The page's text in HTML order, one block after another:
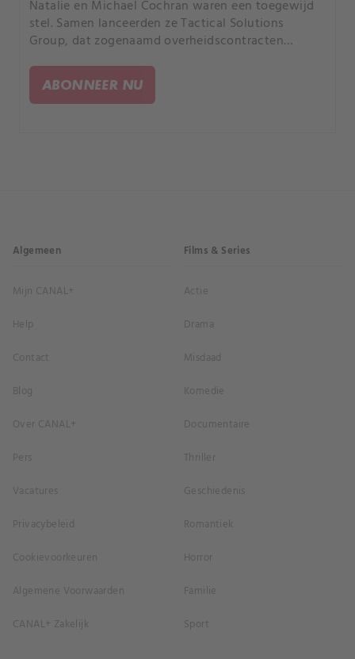
Natalie en Michael Cochran waren een toegewijd
stel. Samen lanceerden ze Tactical Solutions
Group, dat zogenaamd overheidscontracten
ABONNEER NU
Algemeen
Mijn CANAL+
Help
Contact
Blog
Over CANAL+
Pers
Vacatures
Privacybeleid
Cookievoorkeuren
Algemene Voorwaarden
CANAL+ Zakelijk
Films & Series
Actie
Drama
Misdaad
Komedie
Documentaire
Thriller
Geschiedenis
Romantiek
Horror
Familie
Sport